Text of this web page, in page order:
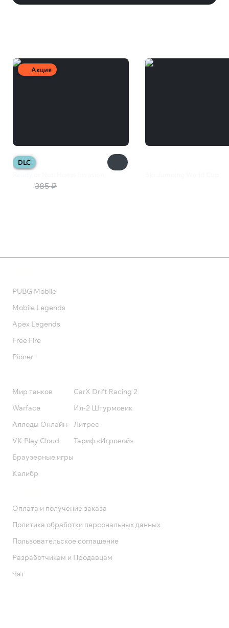
Акция
DLC
385 ₽
PUBG Mobile
Mobile Legends
Apex Legends
Free Fire
Pioner
Мир танков
Warface
Аллоды Онлайн
VK Play Cloud
Браузерные игры
Калибр
CarX Drift Racing 2
Ил-2 Штурмовик
Литрес
Тариф «Игровой»
Оплата и получение заказа
Политика обработки персональных данных
Пользовательское соглашение
Разработчикам и Продавцам
Чат